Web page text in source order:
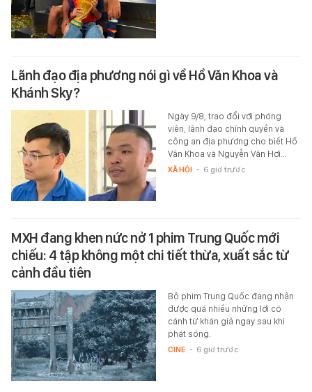
Lãnh đạo địa phương nói gì về Hồ Văn Khoa và
Khánh Sky?
Ngày 9/8, trao đổi với phóng
viên, lãnh đạo chính quyền và
công an địa phương cho biết Hồ
Văn Khoa và Nguyễn Văn Hợi…
XÃ HỘI - 6 giờ trước
MXH đang khen nức nở 1 phim Trung Quốc mới
chiếu: 4 tập không một chi tiết thừa, xuất sắc từ
cảnh đầu tiên
Bộ phim Trung Quốc đang nhận
được quá nhiều những lời có
cánh từ khán giả ngay sau khi
phát sóng.
CINE - 6 giờ trước